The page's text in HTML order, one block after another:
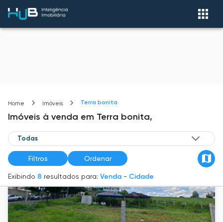
Home Imóveis Terra bonita
Imóveis à venda em Terra bonita,
Filtros Ordenar
Exibindo 8 resultados para: Venda - Cidade